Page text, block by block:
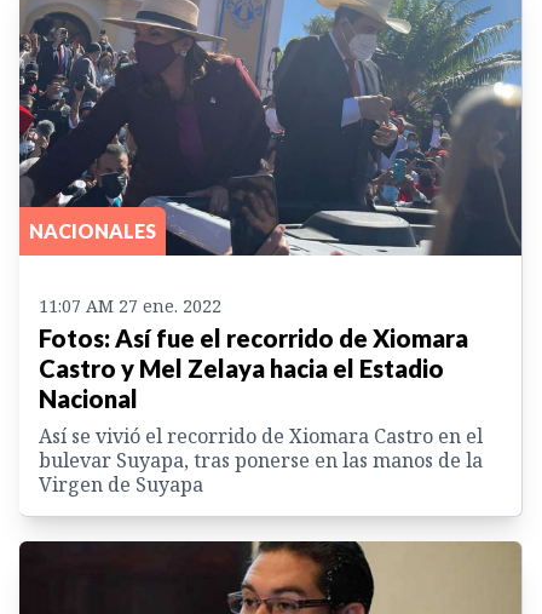
NACIONALES
11:07 AM 27 ene. 2022
Fotos: Así fue el recorrido de Xiomara
Castro y Mel Zelaya hacia el Estadio
Nacional
Así se vivió el recorrido de Xiomara Castro en el
bulevar Suyapa, tras ponerse en las manos de la
Virgen de Suyapa